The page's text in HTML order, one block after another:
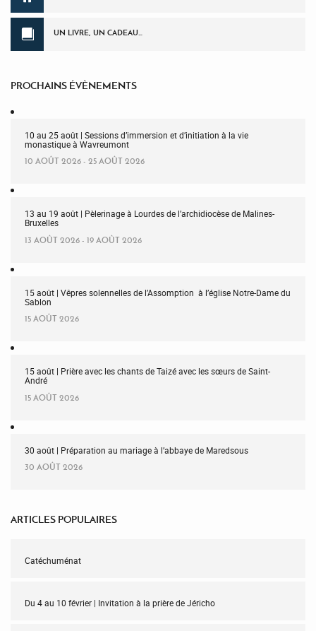
UN LIVRE, UN CADEAU…
PROCHAINS ÉVÈNEMENTS
10 au 25 août | Sessions d’immersion et d’initiation à la vie
monastique à Wavreumont
10 AOÛT 2026 - 25 AOÛT 2026
13 au 19 août | Pèlerinage à Lourdes de l’archidiocèse de Malines-
Bruxelles
13 AOÛT 2026 - 19 AOÛT 2026
15 août | Vêpres solennelles de l’Assomption à l’église Notre-Dame du
Sablon
15 AOÛT 2026
15 août | Prière avec les chants de Taizé avec les sœurs de Saint-
André
15 AOÛT 2026
30 août | Préparation au mariage à l’abbaye de Maredsous
30 AOÛT 2026
ARTICLES POPULAIRES
Catéchuménat
Du 4 au 10 février | Invitation à la prière de Jéricho